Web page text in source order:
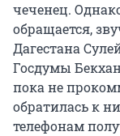
чеченец.
обращается,
Дагестана
Госдумы
пока не
обратилась к
телефонам